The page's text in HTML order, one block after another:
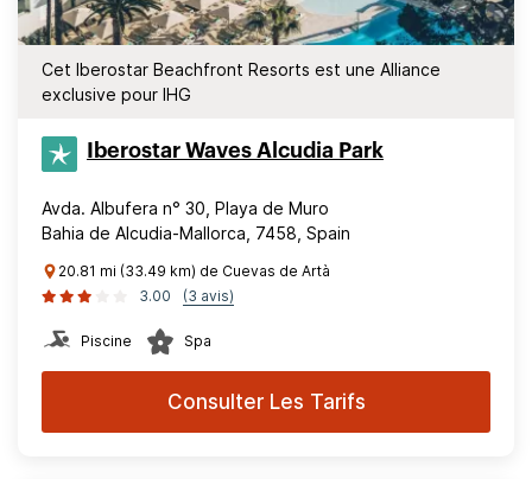
Cet Iberostar Beachfront Resorts est une Alliance
exclusive pour IHG
Iberostar Waves Alcudia Park
Avda. Albufera n° 30, Playa de Muro
Bahia de Alcudia-Mallorca, 7458, Spain
20.81 mi (33.49 km) de Cuevas de Artà
3.00
(3 avis)
Piscine Spa
Consulter Les Tarifs